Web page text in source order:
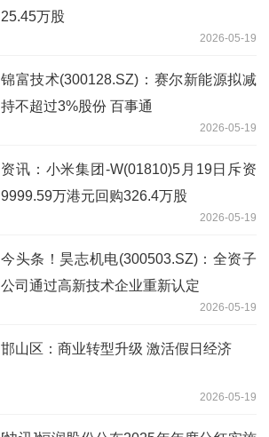
25.45万股
2026-05-19
锦富技术(300128.SZ)：赛尔新能源拟减
持不超过3%股份 百事通
2026-05-19
资讯：小米集团-W(01810)5月19日斥资
9999.59万港元回购326.4万股
2026-05-19
今头条！昊志机电(300503.SZ)：全资子
公司通过高新技术企业重新认定
2026-05-19
邯山区：商业转型升级 激活假日经济
2026-05-19